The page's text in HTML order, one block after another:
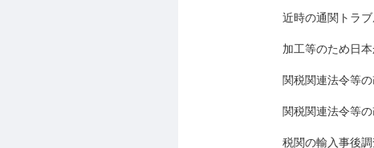
近時の通関トラ
加工等のため日
関税関連法令等
関税関連法令等
税関の輸入事後